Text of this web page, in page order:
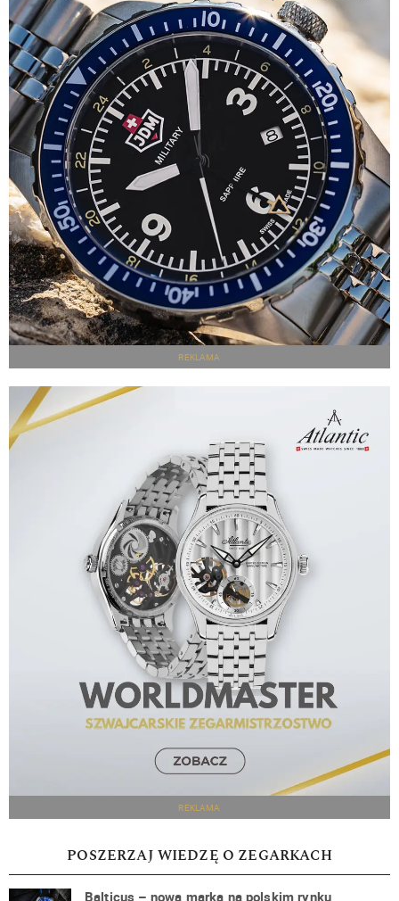
REKLAMA
REKLAMA
POSZERZAJ WIEDZĘ O ZEGARKACH
Balticus – nowa marka na polskim rynku